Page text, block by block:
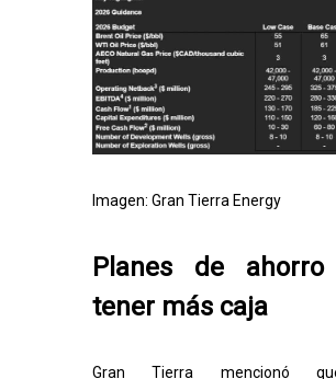
Imagen: Gran Tierra Energy
Planes de
tener más caja
Gran Tierra mencionó